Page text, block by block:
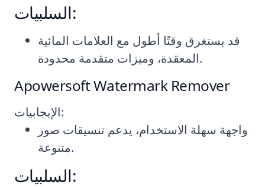
السلبيات:
قد يستغرق وقتًا أطول مع العلامات المائية
المعقدة، وميزات متقدمة محدودة.
Apowersoft Watermark Remover
الإيجابيات:
واجهة سهلة الاستخدام، يدعم تنسيقات صور
متنوعة.
السلبيات: